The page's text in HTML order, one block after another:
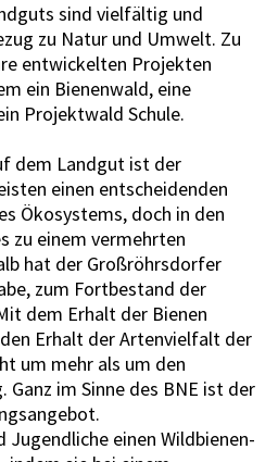
sind vielfältig und
zu Natur und Umwelt. Zu
entwickelten Projekten
ein Bienenwald, eine
Projektwald Schule.
dem Landgut ist der
einen entscheidenden
Ökosystems, doch in den
zu einem vermehrten
hat der Großröhrsdorfer
zum Fortbestand der
dem Erhalt der Bienen
Erhalt der Artenvielfalt der
um mehr als um den
im Sinne des BNE ist der
Jugendliche einen Wildbienen-